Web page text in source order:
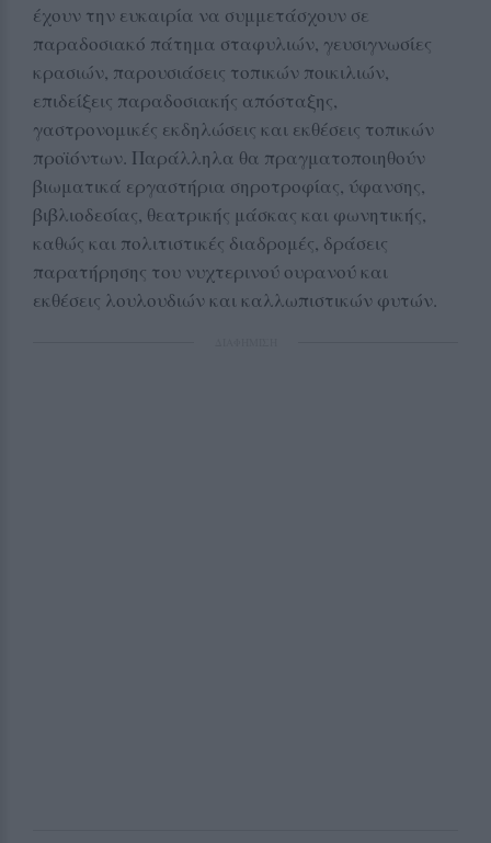
έχουν την ευκαιρία να συμμετάσχουν σε
παραδοσιακό πάτημα σταφυλιών, γευσιγνωσίες
κρασιών, παρουσιάσεις τοπικών ποικιλιών,
επιδείξεις παραδοσιακής απόσταξης,
γαστρονομικές εκδηλώσεις και εκθέσεις τοπικών
προϊόντων. Παράλληλα θα πραγματοποιηθούν
βιωματικά εργαστήρια σηροτροφίας, ύφανσης,
βιβλιοδεσίας, θεατρικής μάσκας και φωνητικής,
καθώς και πολιτιστικές διαδρομές, δράσεις
παρατήρησης του νυχτερινού ουρανού και
εκθέσεις λουλουδιών και καλλωπιστικών φυτών.